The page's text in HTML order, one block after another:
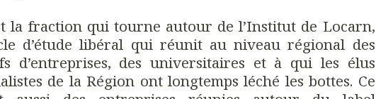
la fraction qui tourne autour de l’Institut de Locarn,
d’étude libéral qui réunit au niveau régional des
d’entreprises, des universitaires et à qui les élus
de la Région ont longtemps léché les bottes. Ce